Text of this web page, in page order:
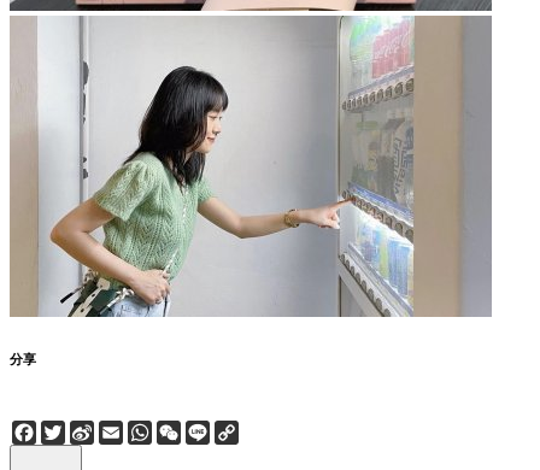
分享
Facebook
Twitter
Sina
Weibo
EmailWhatsApp
WeChat
Line